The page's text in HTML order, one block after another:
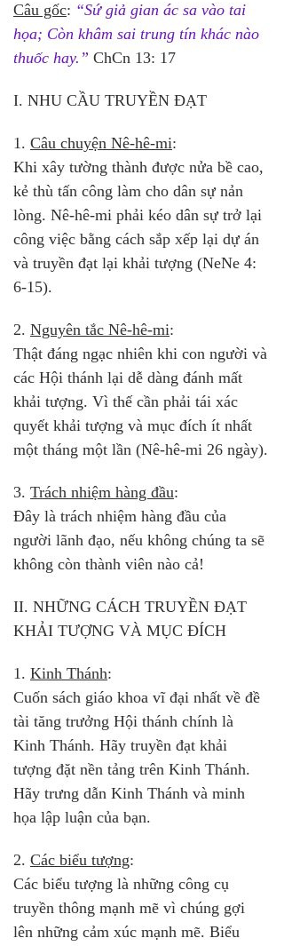
Câu gốc: “Sứ giả gian ác sa vào tai
họa; Còn khâm sai trung tín khác nào
thuốc hay.” ChCn 13: 17
I. NHU CẦU TRUYỀN ĐẠT
1. Câu chuyện Nê-hê-mi:
Khi xây tường thành được nửa bề cao,
kẻ thù tấn công làm cho dân sự nản
lòng. Nê-hê-mi phải kéo dân sự trở lại
công việc bằng cách sắp xếp lại dự án
và truyền đạt lại khải tượng (NeNe 4:
6-15).
2. Nguyên tắc Nê-hê-mi:
Thật đáng ngạc nhiên khi con người và
các Hội thánh lại dễ dàng đánh mất
khải tượng. Vì thế cần phải tái xác
quyết khải tượng và mục đích ít nhất
một tháng một lần (Nê-hê-mi 26 ngày).
3. Trách nhiệm hàng đầu:
Đây là trách nhiệm hàng đầu của
người lãnh đạo, nếu không chúng ta sẽ
không còn thành viên nào cả!
II. NHỮNG CÁCH TRUYỀN ĐẠT
KHẢI TƯỢNG VÀ MỤC ĐÍCH
1. Kinh Thánh:
Cuốn sách giáo khoa vĩ đại nhất về đề
tài tăng trưởng Hội thánh chính là
Kinh Thánh. Hãy truyền đạt khải
tượng đặt nền tảng trên Kinh Thánh.
Hãy trưng dẫn Kinh Thánh và minh
họa lập luận của bạn.
2. Các biểu tượng:
Các biểu tượng là những công cụ
truyền thông mạnh mẽ vì chúng gợi
lên những cảm xúc mạnh mẽ. Biểu